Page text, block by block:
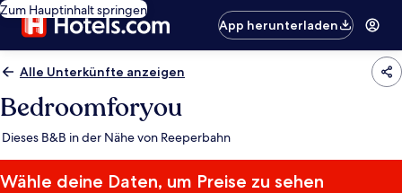
Zum Hauptinhalt springen
App herunterladen
Alle Unterkünfte anzeigen
Bedroomforyou
Dieses B&B in der Nähe von Reeperbahn
Wähle deine Daten, um Preise zu sehen